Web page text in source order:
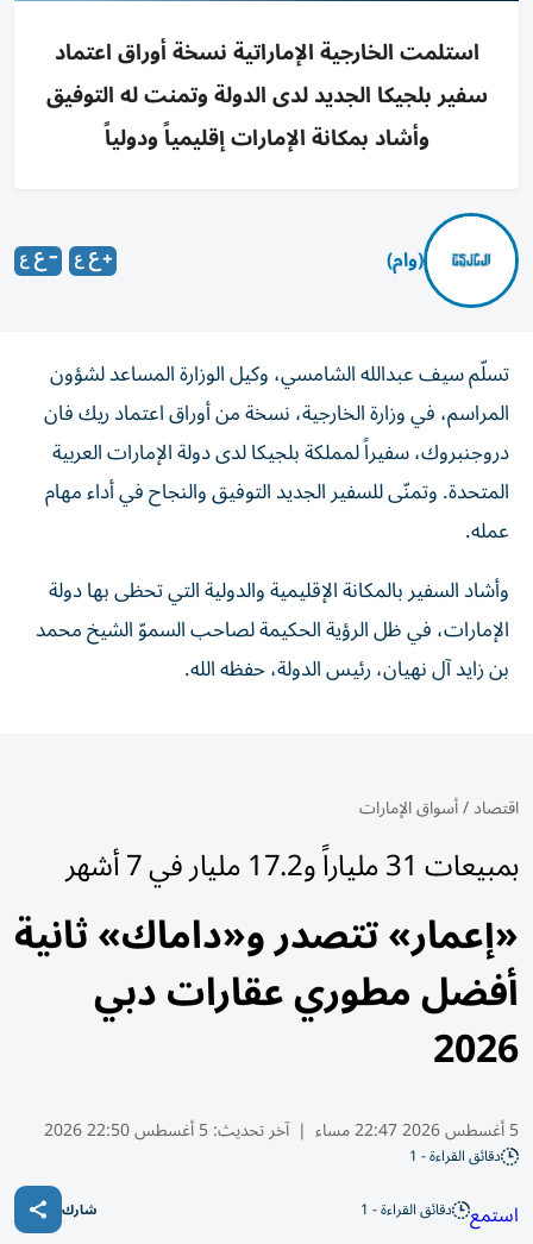
استلمت الخارجية الإماراتية نسخة أوراق اعتماد
سفير بلجيكا الجديد لدى الدولة وتمنت له التوفيق
وأشاد بمكانة الإمارات إقليمياً ودولياً
(وام)
تسلّم سيف عبدالله الشامسي، وكيل الوزارة المساعد لشؤون
المراسم، في وزارة الخارجية، نسخة من أوراق اعتماد ريك فان
دروجنبروك، سفيراً لمملكة بلجيكا لدى دولة الإمارات العربية
المتحدة. وتمنّى للسفير الجديد التوفيق والنجاح في أداء مهام
عمله.
وأشاد السفير بالمكانة الإقليمية والدولية التي تحظى بها دولة
الإمارات، في ظل الرؤية الحكيمة لصاحب السموّ الشيخ محمد
بن زايد آل نهيان، رئيس الدولة، حفظه الله.
اقتصاد/أسواق الإمارات
بمبيعات 31 ملياراً و17.2 مليار في 7 أشهر
«إعمار» تتصدر و«داماك» ثانية
أفضل مطوري عقارات دبي
2026
5 أغسطس 2026 22:47 مساء | آخر تحديث:5 أغسطس 22:50 2026
دقائق القراءة - 1
استمع دقائق القراءة - 1 شارك